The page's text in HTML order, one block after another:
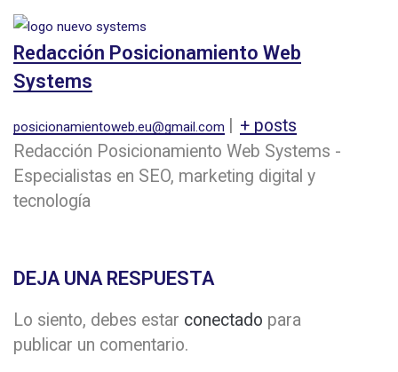
Redacción Posicionamiento Web
Systems
posicionamientoweb.eu@gmail.com
+ posts
Redacción Posicionamiento Web Systems -
Especialistas en SEO, marketing digital y
tecnología
DEJA UNA RESPUESTA
Lo siento, debes estar conectado para
publicar un comentario.